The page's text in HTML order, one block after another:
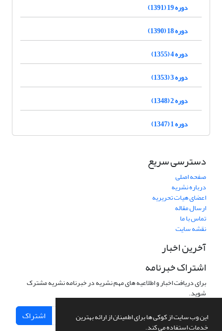
این وب سایت از کوکی ها برای اطمینان از ارائه بهترین
خدمات استفاده می کند.
دوره 19 (1391)
دوره 18 (1390)
دوره 4 (1355)
دوره 3 (1353)
دوره 2 (1348)
دوره 1 (1347)
دسترسی سریع
صفحه اصلی
درباره نشریه
اعضای هیات تحریریه
ارسال مقاله
تماس با ما
نقشه سایت
آخرین اخبار
اشتراک خبرنامه
برای دریافت اخبار و اطلاعیه های مهم نشریه در خبرنامه نشریه مشترک
شوید.
اشتراک